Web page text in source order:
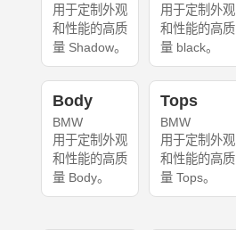
用于定制外观
和性能的高质
量 Shadow。
用于定制外观
和性能的高质
量 black。
Body
BMW
用于定制外观
和性能的高质
量 Body。
Tops
BMW
用于定制外观
和性能的高质
量 Tops。